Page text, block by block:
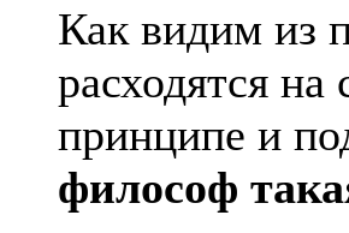
Как видим из
расходятся
принципе и
философ